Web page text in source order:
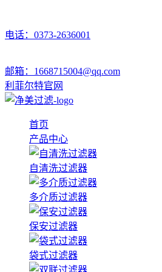
电话：0373-2636001
邮箱：1668715004@qq.com
利菲尔特官网
首页
产品中心
自清洗过滤器
多介质过滤器
保安过滤器
袋式过滤器